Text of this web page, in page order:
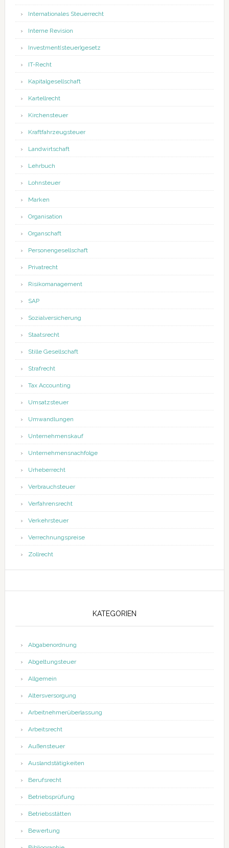
Internationales Steuerrecht
Interne Revision
Investment(steuer)gesetz
IT-Recht
Kapitalgesellschaft
Kartellrecht
Kirchensteuer
Kraftfahrzeugsteuer
Landwirtschaft
Lehrbuch
Lohnsteuer
Marken
Organisation
Organschaft
Personengesellschaft
Privatrecht
Risikomanagement
SAP
Sozialversicherung
Staatsrecht
Stille Gesellschaft
Strafrecht
Tax Accounting
Umsatzsteuer
Umwandlungen
Unternehmenskauf
Unternehmensnachfolge
Urheberrecht
Verbrauchsteuer
Verfahrensrecht
Verkehrsteuer
Verrechnungspreise
Zollrecht
KATEGORIEN
Abgabenordnung
Abgeltungsteuer
Allgemein
Altersversorgung
Arbeitnehmerüberlassung
Arbeitsrecht
Außensteuer
Auslandstätigkeiten
Berufsrecht
Betriebsprüfung
Betriebsstätten
Bewertung